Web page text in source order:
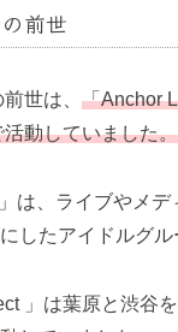
前世
世は、 「Anchor
動していました。
は、ライブやメ
したアイドルグル
」は葉原と渋谷